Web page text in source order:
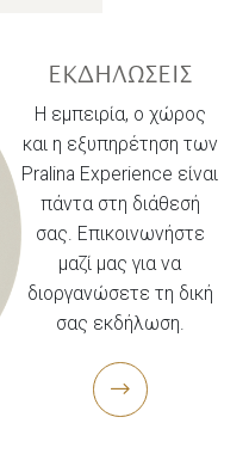
ΕΚΔΗΛΩΣΕΙΣ
Η εμπειρία, ο χώρος
και η εξυπηρέτηση των
Pralina Experience είναι
πάντα στη διάθεσή
σας. Επικοινωνήστε
μαζί μας για να
διοργανώσετε τη δική
σας εκδήλωση.